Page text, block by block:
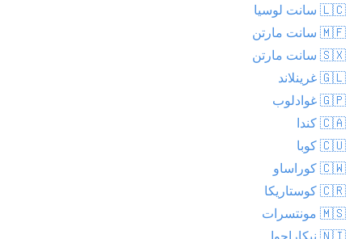
🇱🇨 سانت لوسيا
🇲🇫 سانت مارتن
🇸🇽 سانت مارتن
🇬🇱 غرينلاند
🇬🇵 غوادلوب
🇨🇦 كندا
🇨🇺 كوبا
🇨🇼 كوراساو
🇨🇷 كوستاريكا
🇲🇸 مونتسرات
🇳🇮 نيكاراجوا